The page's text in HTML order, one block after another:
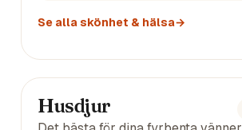
Se allaskönhet & hälsa→
Husdjur